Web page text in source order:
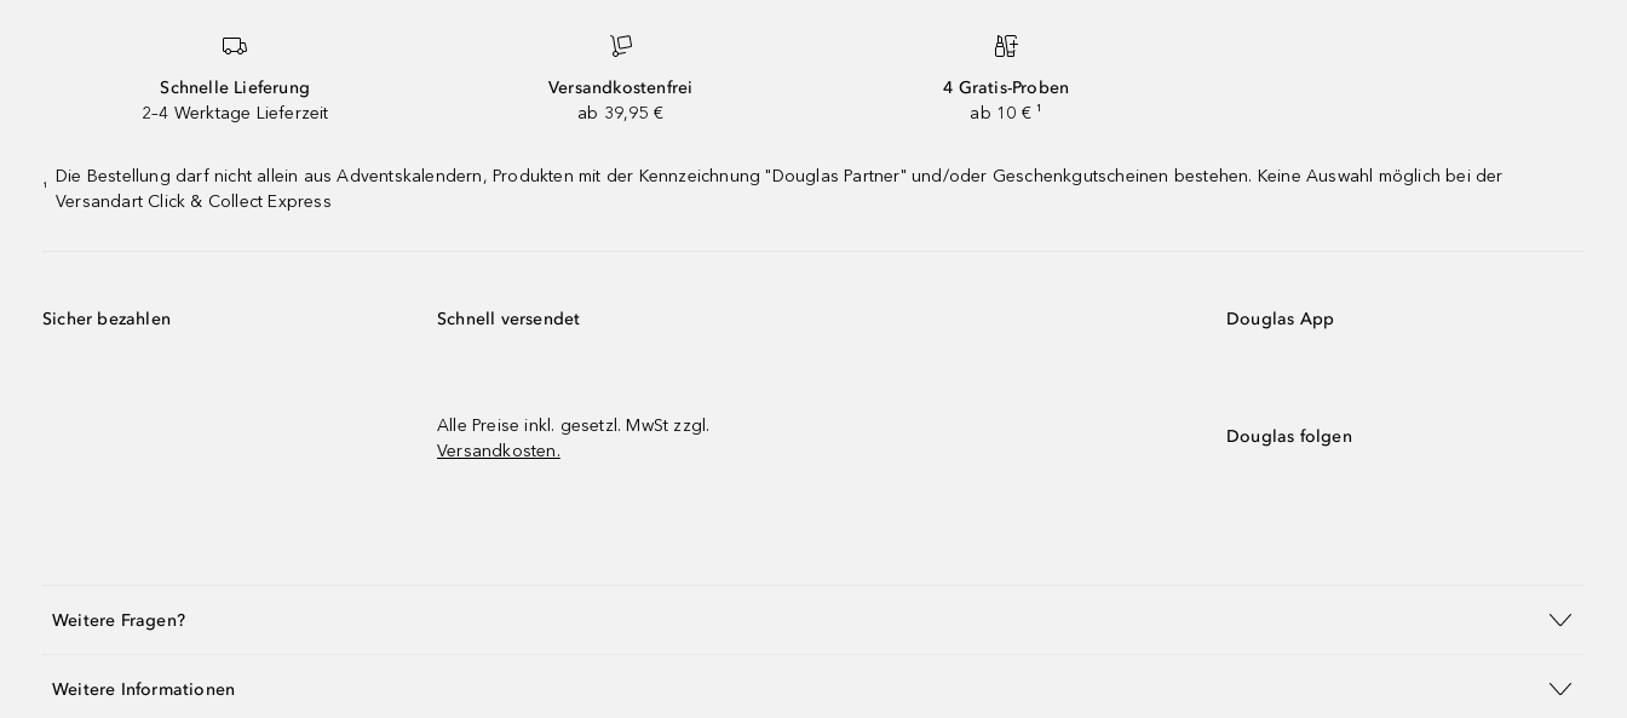
Schnelle Lieferung
2–4 Werktage Lieferzeit
Versandkostenfrei
ab 39,95 €
4 Gratis-Proben
ab 10 € ¹
¹
Die Bestellung darf nicht allein aus Adventskalendern, Produkten mit der Kennzeichnung "Douglas Partner" und/oder Geschenkgutscheinen bestehen. Keine Auswahl möglich bei der
Versandart Click & Collect Express
Sicher bezahlen Schnell versendet
Alle Preise inkl. gesetzl. MwSt zzgl.
Versandkosten.
Douglas App
Douglas folgen
Weitere Fragen?
Weitere Informationen